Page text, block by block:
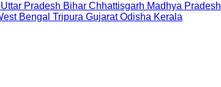
Uttar Pradesh Bihar Chhattisgarh Madhya Pradesh
Bengal Tripura Gujarat Odisha Kerala